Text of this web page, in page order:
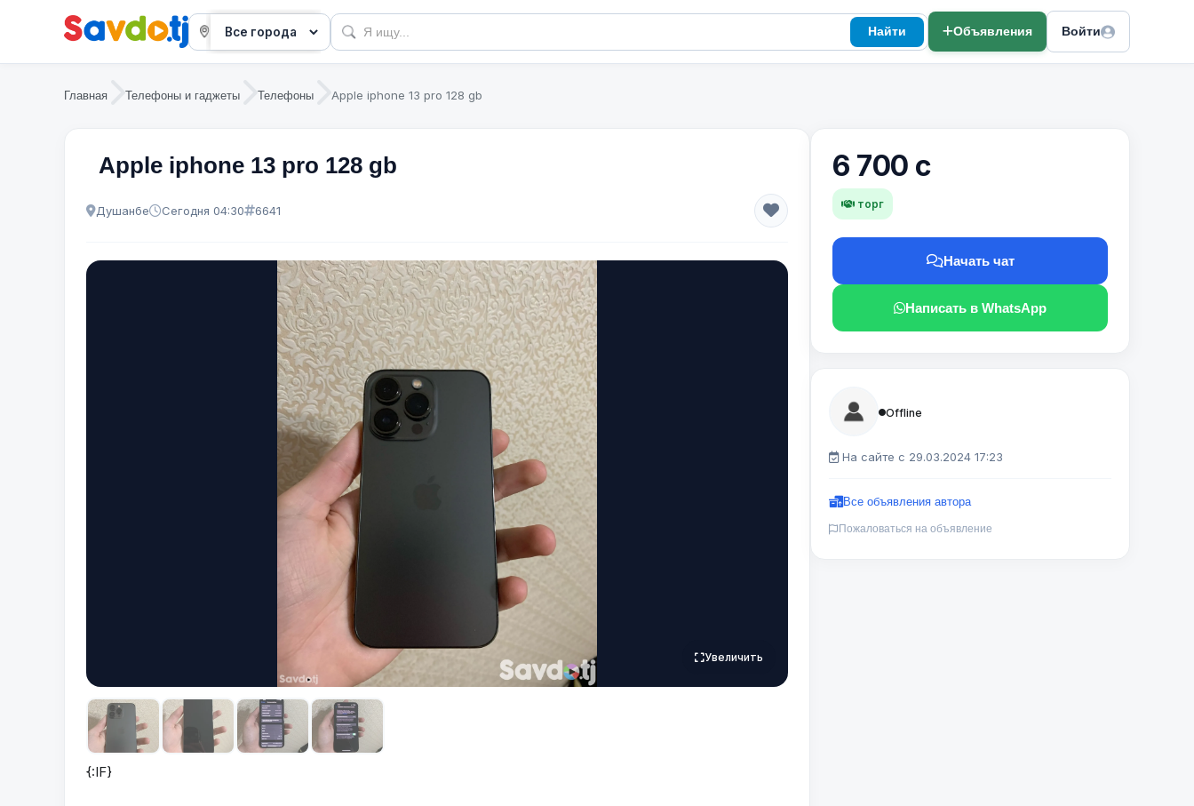
Найти Объявления Войти
Главная Телефоны и гаджеты Телефоны Apple iphone 13 pro 128 gb
Apple iphone 13 pro 128 gb
Душанбе Сегодня 04:30 6641
Увеличить
{:IF}
6 700 с
торг
Начать чат
Написать в WhatsApp
Offline
На сайте с 29.03.2024 17:23
Все объявления автора
Пожаловаться на объявление